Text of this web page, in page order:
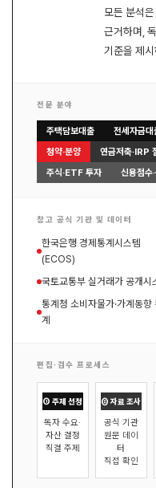
모든 분석
근거하며,
기준을 제
전문 분야
주택담보대출 전세자금대
청약·분양
연금저축·IRP
주식·ETF 투자
신용점수
참고 공식 기관 및 데이터
한국은행 경제통계시스템
(ECOS)
국토교통부 실거래가 공개시
통계청 소비자물가·가계동향
계
편집·검수 프로세스
① 주제 선정
독자 수요·
자산 결정
직결 주제
② 자료 조사
공식 기관
원문 데이
터
직접 확인